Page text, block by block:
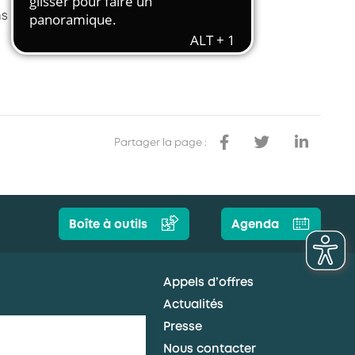
Transport et travail aérien
Travail temporaire
et partager vos expériences.
Partager la page :
Boîte à outils Agenda
Appels d’offres
Actualités
Presse
Nous contacter